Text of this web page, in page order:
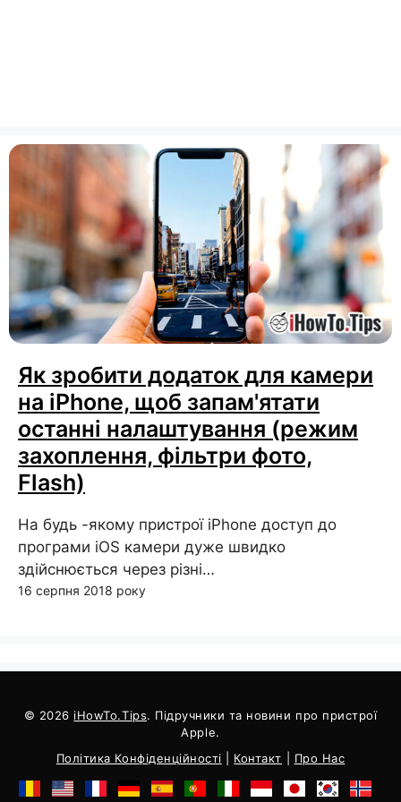
Як зробити додаток для камери
на iPhone, щоб запам'ятати
останні налаштування (режим
захоплення, фільтри фото,
Flash)
На будь -якому пристрої iPhone доступ до
програми iOS камери дуже швидко
здійснюється через різні…
16 серпня 2018 року
© 2026 iHowTo.Tips. Підручники та новини про пристрої
Apple.
Політика Конфіденційності
Контакт Про Нас